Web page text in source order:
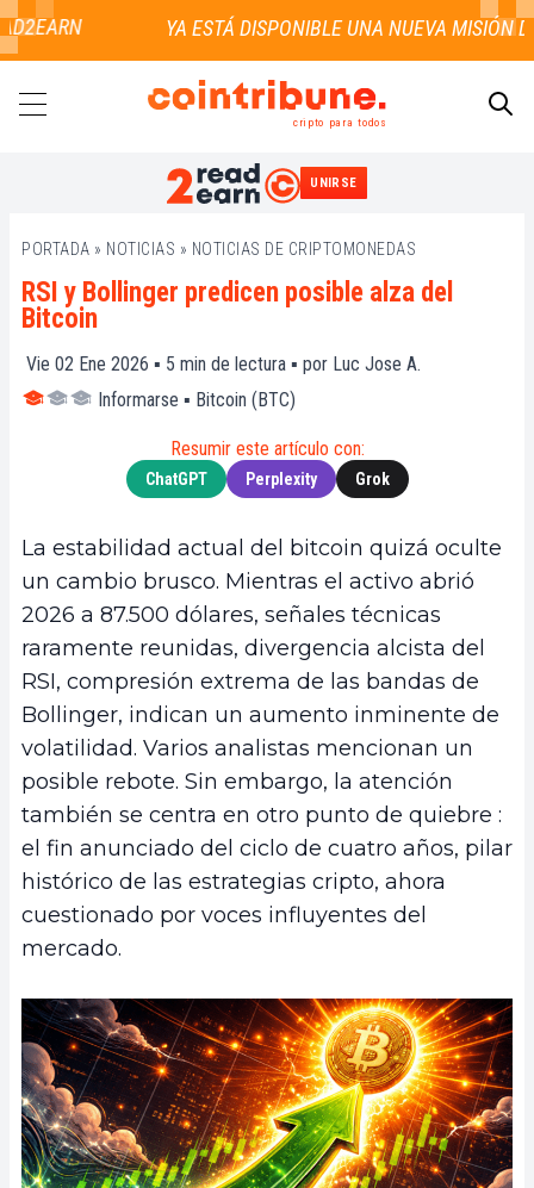
cripto para todos
UNIRSE
PORTADA » NOTICIAS » NOTICIAS DE CRIPTOMONEDAS
RSI y Bollinger predicen posible alza del
Bitcoin
Vie 02 Ene 2026 ▪ 5 min de lectura ▪ por Luc Jose A.
Informarse ▪ Bitcoin (BTC)
Resumir este artículo con:
ChatGPT Perplexity Grok
La estabilidad actual del bitcoin quizá oculte
un cambio brusco. Mientras el activo abrió
2026 a 87.500 dólares, señales técnicas
raramente reunidas, divergencia alcista del
RSI, compresión extrema de las bandas de
Bollinger, indican un aumento inminente de
volatilidad. Varios analistas mencionan un
posible rebote. Sin embargo, la atención
también se centra en otro punto de quiebre :
el fin anunciado del ciclo de cuatro años, pilar
histórico de las estrategias cripto, ahora
cuestionado por voces influyentes del
mercado.